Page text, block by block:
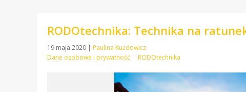
RODOtechnika: Technika na
19 maja 2020 | Paulina Kużdowicz
Dane osobowe i prywatność
RODOtechnika